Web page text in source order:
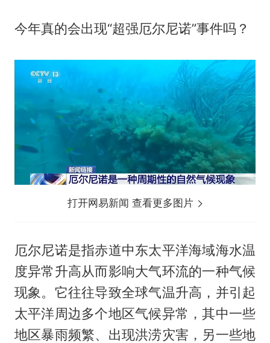
今年真的会出现“超强厄尔尼诺”事件吗？
打开网易新闻 查看更多图片
厄尔尼诺是指赤道中东太平洋海域海水温
度异常升高从而影响大气环流的一种气候
现象。它往往导致全球气温升高，并引起
太平洋周边多个地区气候异常，其中一些
地区暴雨频繁、出现洪涝灾害，另一些地